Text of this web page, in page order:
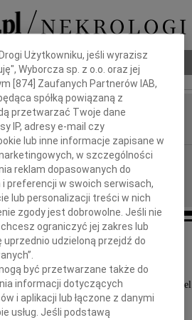
pogrzebowy
Durski
Z głębokim żalem zawiadamiamy,
że 8 czerwca 2026 roku, w wieku 74 lat,
odszedł od nas do Boga,
Kochany i Kochający, Najlepszy Przyjaciel
Użytkowniku, jeśli wyrazisz
Wyborcza sp. z o.o. oraz jej
[874 ] Zaufanych Partnerów IAB,
spółką powiązaną z
przetwarzać Twoje dane
IP, adresy e-mail czy
lub inne informacje zapisane w
w szczególności
reklam dopasowanych do
preferencji w swoich serwisach,
lub personalizacji treści w nich
zgody jest dobrowolne. Jeśli nie
ograniczyć jej zakres lub
udzieloną przejdź do
być przetwarzane także do
informacji dotyczących
i aplikacji lub łączone z danymi
usług. Jeśli podstawą